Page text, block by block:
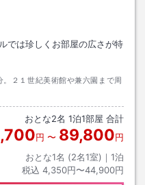
では珍しくお部屋の広さが特
２１世紀美術館や兼六園まで周
おとな2名 1泊1部屋 合計
円 〜 89,800円
おとな1名 (2名1室)｜ 1泊
税込 4,350円〜44,900円